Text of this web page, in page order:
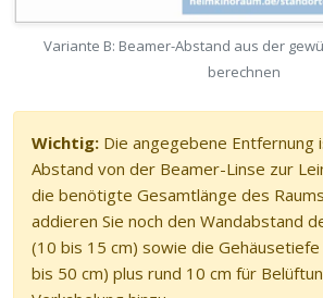
Variante B: Beamer-Abstand aus der
berechnen
Wichtig: Die angegebene Entfernung
Abstand von der Beamer-Linse zur
die benötigte Gesamtlänge des
addieren Sie noch den Wandabstand
(10 bis 15 cm) sowie die
bis 50 cm) plus rund 10 cm für